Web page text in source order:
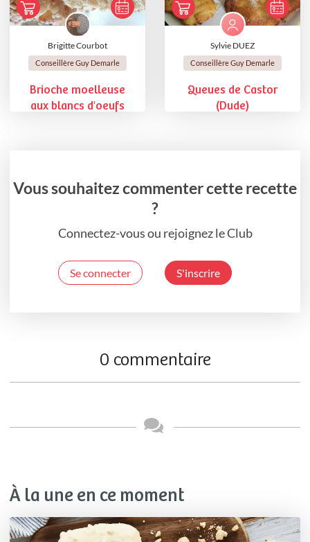
Brigitte Courbot
Conseillère Guy Demarle
Brioche moelleuse
aux blancs d'oeufs
Sylvie DUEZ
Conseillère Guy Demarle
Queues de Castor
(Dude)
Vous souhaitez commenter cette recette
?
Connectez-vous ou rejoignez le Club
Se connecter S'inscrire
0 commentaire
À la une en ce moment